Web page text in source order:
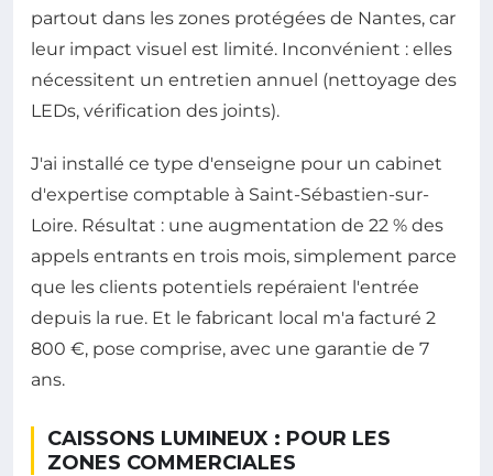
partout dans les zones protégées de Nantes, car
leur impact visuel est limité. Inconvénient : elles
nécessitent un entretien annuel (nettoyage des
LEDs, vérification des joints).
J'ai installé ce type d'enseigne pour un cabinet
d'expertise comptable à Saint-Sébastien-sur-
Loire. Résultat : une augmentation de 22 % des
appels entrants en trois mois, simplement parce
que les clients potentiels repéraient l'entrée
depuis la rue. Et le fabricant local m'a facturé 2
800 €, pose comprise, avec une garantie de 7
ans.
CAISSONS LUMINEUX : POUR LES
ZONES COMMERCIALES